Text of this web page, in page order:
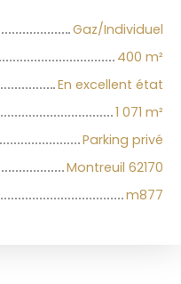
Gaz/Individuel
400 m²
En excellent état
1 071 m²
Parking privé
Montreuil 62170
m877